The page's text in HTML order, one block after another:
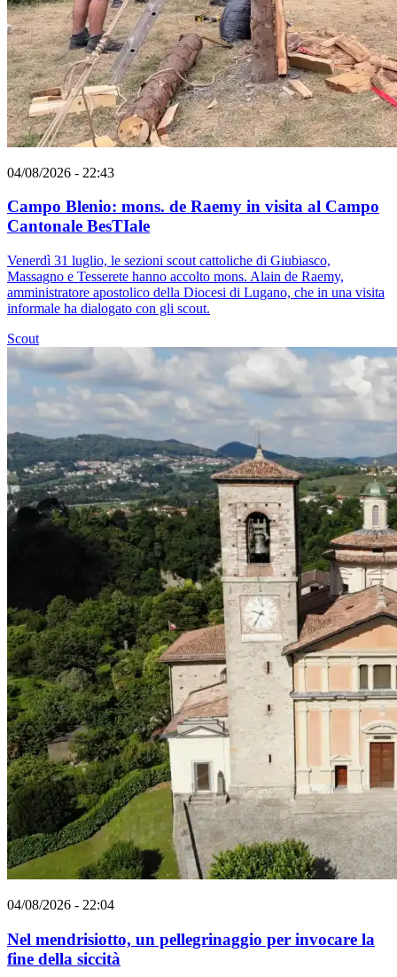
04/08/2026 - 22:43
Campo Blenio: mons. de Raemy in visita al Campo
Cantonale BesTIale
Venerdì 31 luglio, le sezioni scout cattoliche di Giubiasco,
Massagno e Tesserete hanno accolto mons. Alain de Raemy,
amministratore apostolico della Diocesi di Lugano, che in una visita
informale ha dialogato con gli scout.
Scout
04/08/2026 - 22:04
Nel mendrisiotto, un pellegrinaggio per invocare la
fine della siccità